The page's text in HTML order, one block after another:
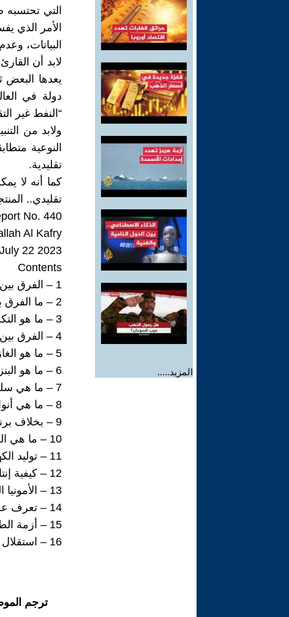
المزيد.....
الأمر الذي
البيانات،
لابد أن
يعدها البعض
دولة في
“النفط غير
ولابد من
النوعية
تقليدية.
كما أنه لا
تقليدي..
No. 440
Al Kafry
2023 22 July
Contents
1 – الفرق بين النفط التقليدي والنفط غير التقليدي. 5
2 – ما الفرق بين الصخر النفطي والنفط الصخري؟ 7
3 – ما هو التكرير؟ 10
4 – الفرق بين الاحتياطيات النفطية والمخزون. 12
5 – ما هو الغاز المسال؟ 14
6 – ما هو البنزين (الغازولين)؟ 17
7 – ما هي سلة أسعار أوبك؟ 19
8 – ما هي أنواع النفط.. ولماذا يختلف “الصخري” الأميركي عن غيره؟ (صوت) 21
9 – بخلاف برنت وغرب تكساس الوسيط.. ما أبرز أنواع النفوط عالميًا وعربيًا؟ 24
10 – ما هي الطاقة النووية؟ 29
11 – توليد الكهرباء من الماء.. تقنيات بسيطة تحمي العالم من آثار تغير المناخ. 32
12 – كيفية إنتاج الهيدروجين وتاريخ اكتشافه 39
13 – الأمونيا الخضراء.. العصا السحرية في تحول الطاقة 44
14 – تعرف على أبرز 5 حقائق بشأن النفط. 54
15 – أزمة الطاقة 57
16 – استقلال الطاقة 59
ترجم